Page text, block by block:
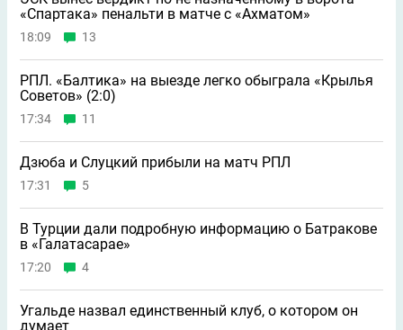
«Спартака» пенальти в матче с «Ахматом»
18:09 13
РПЛ. «Балтика» на выезде легко обыграла «Крылья
Советов» (2:0)
17:34 11
Дзюба и Слуцкий прибыли на матч РПЛ
17:31 5
В Турции дали подробную информацию о Батракове
в «Галатасарае»
17:20 4
Угальде назвал единственный клуб, о котором он
думает